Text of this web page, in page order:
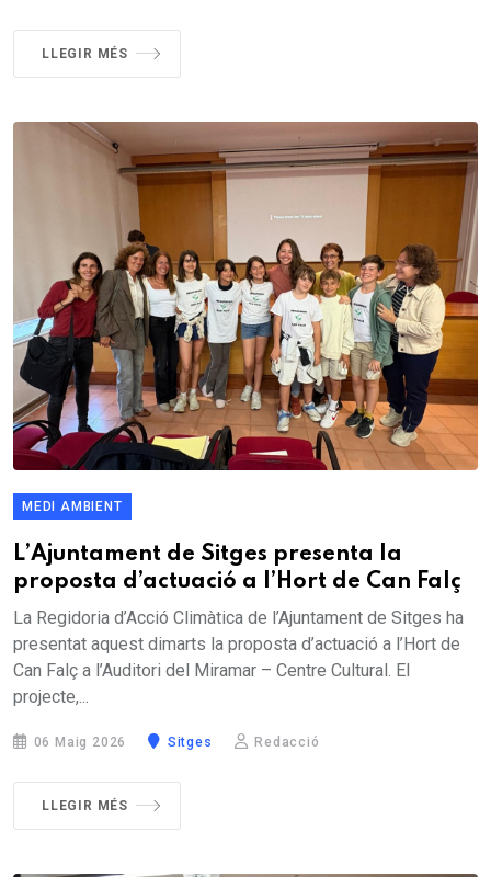
LLEGIR MÉS
MEDI AMBIENT
L’Ajuntament de Sitges presenta la
proposta d’actuació a l’Hort de Can Falç
La Regidoria d’Acció Climàtica de l’Ajuntament de Sitges ha
presentat aquest dimarts la proposta d’actuació a l’Hort de
Can Falç a l’Auditori del Miramar – Centre Cultural. El
projecte,...
06 Maig 2026 Sitges Redacció
LLEGIR MÉS